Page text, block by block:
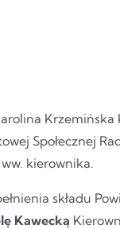
Społecznej
kierownika.
składu
Kawecką